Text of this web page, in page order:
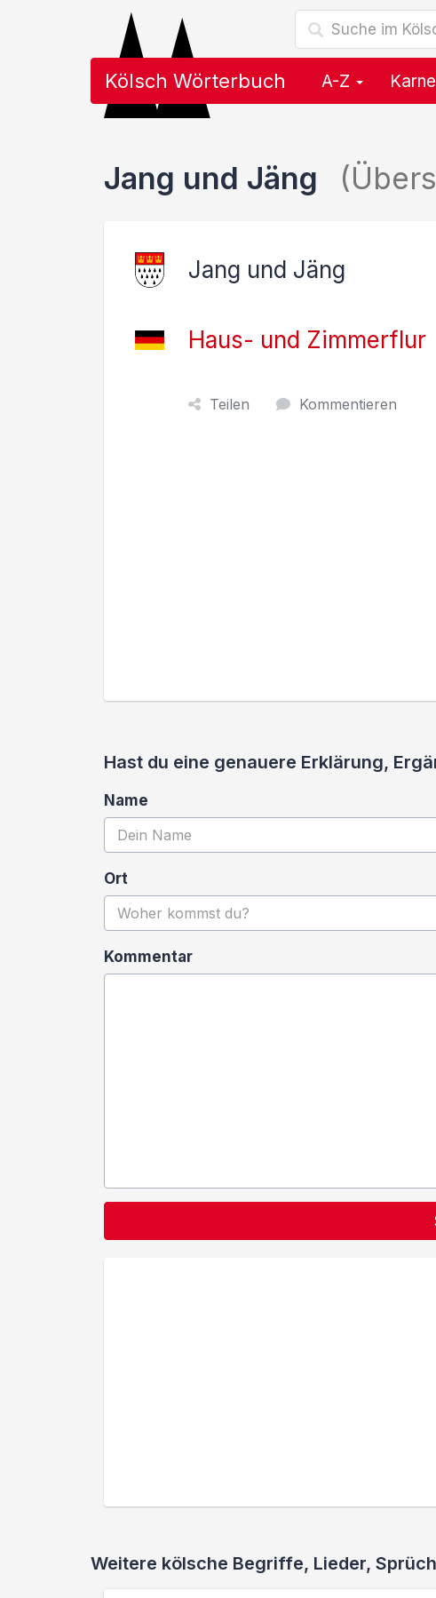
Kölsch Wörterbuch A-Z
Jang und Jäng
Jang und Jäng
Haus- und Zimmerflur
Teilen Kommentieren
Hast du eine genauere Erklärung,
Name
Ort
Kommentar
Weitere kölsche Begriffe, Lieder,